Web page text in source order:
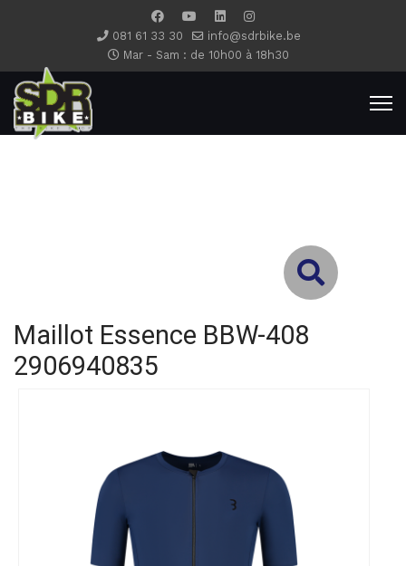
081 61 33 30
info@sdrbike.be
Mar - Sam : de 10h00 à 18h30
Maillot Essence BBW-408
2906940835